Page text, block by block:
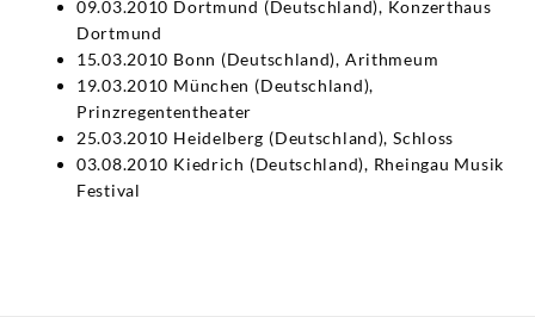
09.03.2010 Dortmund (Deutschland), Konzerthaus
Dortmund
15.03.2010 Bonn (Deutschland), Arithmeum
19.03.2010 München (Deutschland),
Prinzregententheater
25.03.2010 Heidelberg (Deutschland), Schloss
03.08.2010 Kiedrich (Deutschland), Rheingau Musik
Festival